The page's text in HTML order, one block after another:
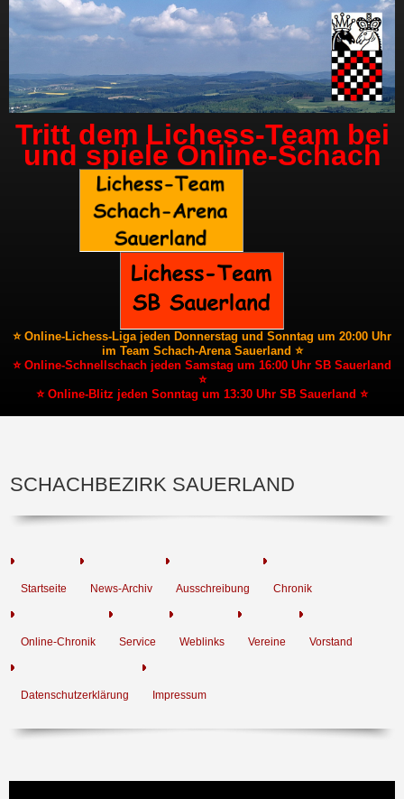
Tritt dem Lichess-Team bei
und spiele Online-Schach
⭐ Online-Lichess-Liga jeden Donnerstag und Sonntag um 20:00 Uhr
im Team Schach-Arena Sauerland ⭐
⭐ Online-Schnellschach jeden Samstag um 16:00 Uhr SB Sauerland
⭐
⭐ Online-Blitz jeden Sonntag um 13:30 Uhr SB Sauerland ⭐
SCHACHBEZIRK SAUERLAND
Startseite News-Archiv Ausschreibung Chronik
Online-Chronik Service Weblinks Vereine Vorstand
Datenschutzerklärung Impressum